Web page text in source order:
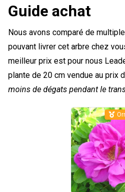
Guide achat
Nous avons comparé de
pouvant livrer cet arbre chez
meilleur prix est pour nous
plante de 20 cm vendue au prix
moins de dégats pendant le